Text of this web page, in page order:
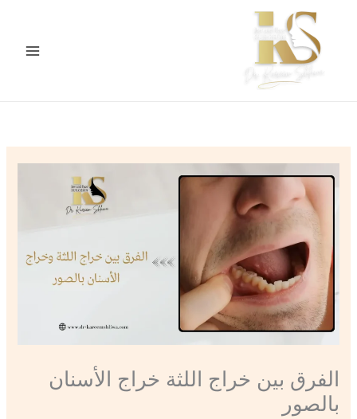
المحتوى
الفرق بين خراج اللثة خراج الأسنان
بالصور